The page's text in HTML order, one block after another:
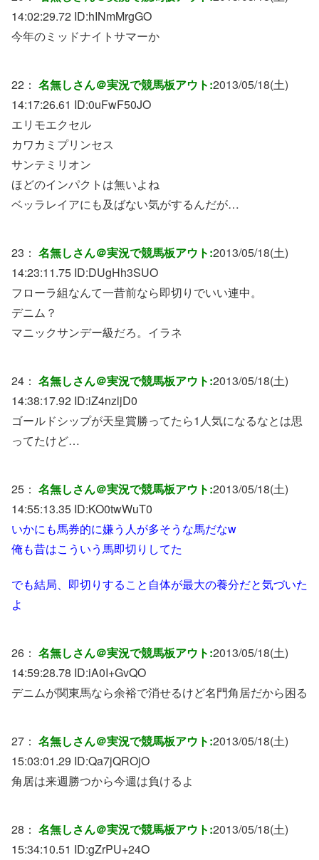
14:02:29.72 ID:hINmMrgGO
今年のミッドナイトサマーか
22： 名無しさん＠実況で競馬板アウト:2013/05/18(土)
14:17:26.61 ID:0uFwF50JO
エリモエクセル
カワカミプリンセス
サンテミリオン
ほどのインパクトは無いよね
ベッラレイアにも及ばない気がするんだが…
23： 名無しさん＠実況で競馬板アウト:2013/05/18(土)
14:23:11.75 ID:DUgHh3SUO
フローラ組なんて一昔前なら即切りでいい連中。
デニム？
マニックサンデー級だろ。イラネ
24： 名無しさん＠実況で競馬板アウト:2013/05/18(土)
14:38:17.92 ID:iZ4nzljD0
ゴールドシップが天皇賞勝ってたら1人気になるなとは思
ってたけど…
25： 名無しさん＠実況で競馬板アウト:2013/05/18(土)
14:55:13.35 ID:KO0twWuT0
いかにも馬券的に嫌う人が多そうな馬だなw
俺も昔はこういう馬即切りしてた
でも結局、即切りすること自体が最大の養分だと気づいた
よ
26： 名無しさん＠実況で競馬板アウト:2013/05/18(土)
14:59:28.78 ID:iA0I+GvQO
デニムが関東馬なら余裕で消せるけど名門角居だから困る
27： 名無しさん＠実況で競馬板アウト:2013/05/18(土)
15:03:01.29 ID:Qa7jQROjO
角居は来週勝つから今週は負けるよ
28： 名無しさん＠実況で競馬板アウト:2013/05/18(土)
15:34:10.51 ID:gZrPU+24O